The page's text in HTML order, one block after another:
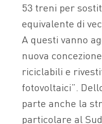
53 treni per
equivalente di
A questi vanno
nuova
riciclabili e
fotovoltaici”.
parte anche la
particolare al